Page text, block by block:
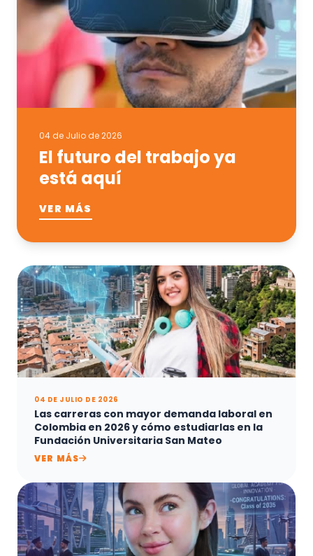
04 de Julio de 2026
El futuro del trabajo ya
está aquí
VER MÁS
04 DE JULIO DE 2026
Las carreras con mayor demanda laboral en
Colombia en 2026 y cómo estudiarlas en la
Fundación Universitaria San Mateo
VER MÁS